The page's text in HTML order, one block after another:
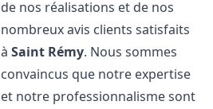
de nos réalisations et de nos
nombreux avis clients satisfaits
àSaint Rémy. Nous sommes
convaincus que notre expertise
et notre professionnalisme sont